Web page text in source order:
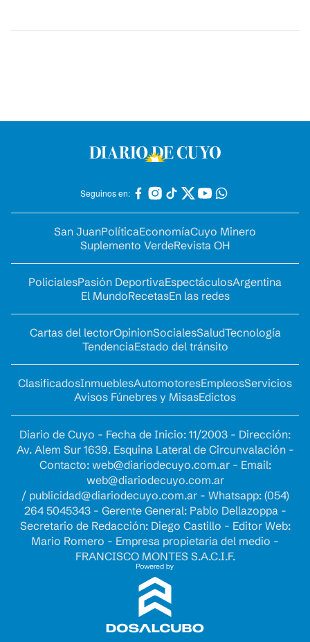
Seguinos en:
San JuanPolíticaEconomíaCuyo Minero
Suplemento VerdeRevista OH
PolicialesPasión DeportivaEspectáculosArgentina
El MundoRecetasEn las redes
Cartas del lectorOpinionSocialesSaludTecnología
TendenciaEstado del tránsito
ClasificadosInmueblesAutomotoresEmpleosServicios
Avisos Fúnebres y MisasEdictos
Diario de Cuyo - Fecha de Inicio: 11/2003 - Dirección:
Av. Alem Sur 1639. Esquina Lateral de Circunvalación -
Contacto: web@diariodecuyo.com.ar- Email:
web@diariodecuyo.com.ar
/ publicidad@diariodecuyo.com.ar- Whatsapp: (054)
264 5045343 - Gerente General: Pablo Dellazoppa -
Secretario de Redacción: Diego Castillo - Editor Web:
Mario Romero - Empresa propietaria del medio -
FRANCISCO MONTES S.A.C.I.F.